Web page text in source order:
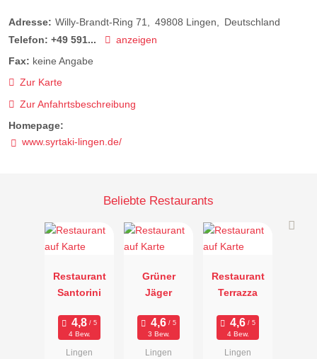
Adresse: Willy-Brandt-Ring 71 49808 Lingen
Deutschland
Telefon: +49 591...
anzeigen
Fax: keine Angabe
Zur Karte
Zur Anfahrtsbeschreibung
Homepage:
www.syrtaki-lingen.de/
Beliebte Restaurants
Restaurant
Santorini
4 Bew.
Lingen
Grüner
Jäger
3 Bew.
Lingen
Restaurant
Terrazza
4 Bew.
Lingen